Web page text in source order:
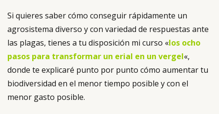
Si quieres saber cómo conseguir rápidamente un
agrosistema diverso y con variedad de respuestas ante
las plagas, tienes a tu disposición mi curso «los ocho
pasos para transformar un erial en un vergel«,
donde te explicaré punto por punto cómo aumentar tu
biodiversidad en el menor tiempo posible y con el
menor gasto posible.